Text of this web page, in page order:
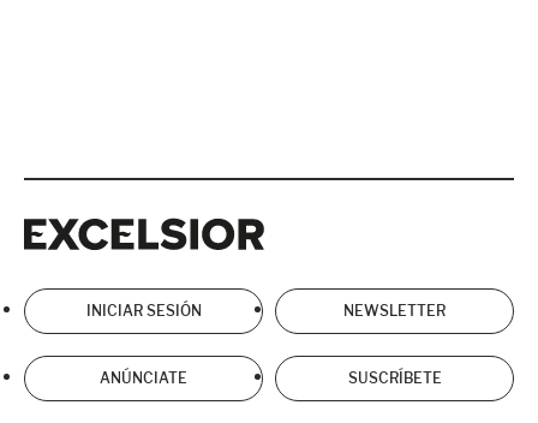
INICIAR SESIÓN NEWSLETTER
ANÚNCIATE SUSCRÍBETE